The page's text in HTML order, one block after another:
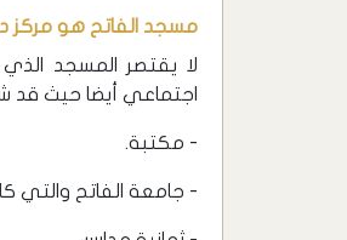
مسجد الفاتح هو مركز
لا يقتصر المسجد
اجتماعي أيضا حيث قد
- مكتبة.
- جامعة الفاتح والتي